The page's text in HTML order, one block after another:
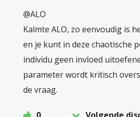
@ALO
Kalmte ALO, zo eenvoudig is
en je kunt in deze chaotische
individu geen invloed
parameter wordt kritisch
de vraag.